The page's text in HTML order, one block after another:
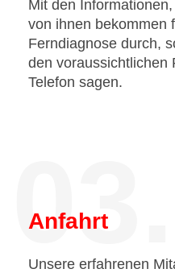
Mit den
von ihnen bekommen
Ferndiagnose durch,
den voraussichtlichen
Telefon sagen.
03.
Anfahrt
Unsere erfahrenen